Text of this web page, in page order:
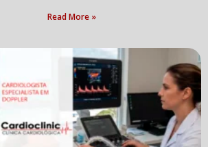
Read More »